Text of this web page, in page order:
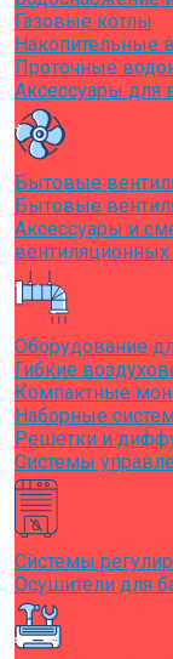
Газовые котлы
Накопительные
Проточные
Аксессуары для
Бытовые
Бытовые
Аксессуары и
вентиляционных
Оборудование
Гибкие
Компактные
Наборные
Решетки и
Системы
Системы
Осушители для